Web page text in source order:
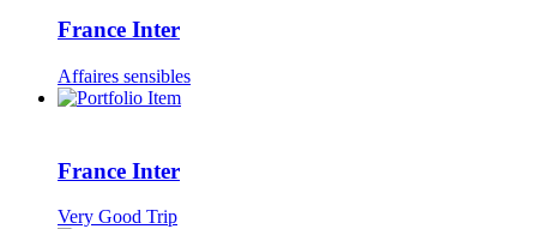
France Inter
Affaires sensibles
France Inter
Very Good Trip